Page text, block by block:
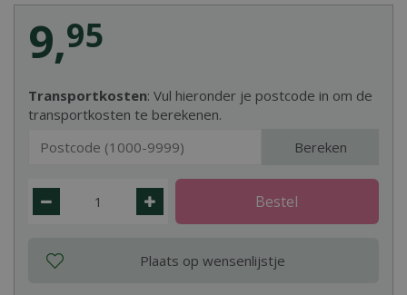
Transportkosten: Vul hieronder je postcode in om de
transportkosten te berekenen.
Bereken
9,95